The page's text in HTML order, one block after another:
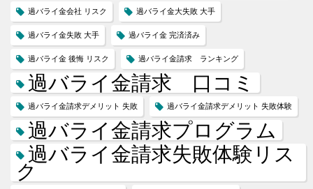
過バライ金会社 リスク 過バライ金大失敗 大手
過バライ金失敗 大手 過バライ金 完済済み
過バライ金 後悔 リスク 過バライ金請求 ランキング
過バライ金請求 口コミ
過バライ金請求デメリット 失敗 過バライ金請求デメリット 失敗体験
過バライ金請求プログラム
過バライ金請求失敗体験リス
ク